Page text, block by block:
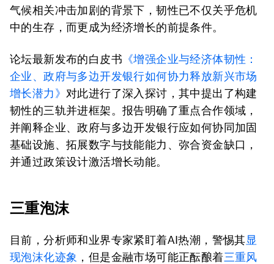
气候相关冲击加剧的背景下，韧性已不仅关乎危机
中的生存，而更成为经济增长的前提条件。
论坛最新发布的白皮书 《增强企业与经济体韧性：
企业、政府与多边开发银行如何协力释放新兴市场
增长潜力》 对此进行了深入探讨，其中提出了构建
韧性的三轨并进框架。报告明确了重点合作领域，
并阐释企业、政府与多边开发银行应如何协同加固
基础设施、拓展数字与技能能力、弥合资金缺口，
并通过政策设计激活增长动能。
三重泡沫
目前，分析师和业界专家紧盯着AI热潮，警惕其显
现泡沫化迹象 ，但是金融市场可能正酝酿着三重风